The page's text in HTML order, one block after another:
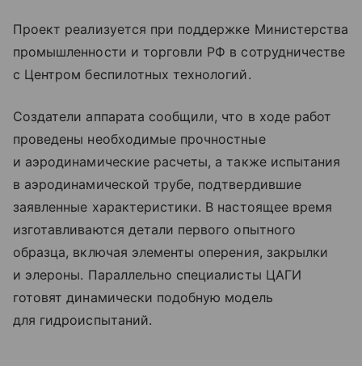
Проект реализуется при поддержке Министерства
промышленности и торговли РФ в сотрудничестве
с Центром беспилотных технологий.
Создатели аппарата сообщили, что в ходе работ
проведены необходимые прочностные
и аэродинамические расчеты, а также испытания
в аэродинамической трубе, подтвердившие
заявленные характеристики. В настоящее время
изготавливаются детали первого опытного
образца, включая элементы оперения, закрылки
и элероны. Параллельно специалисты ЦАГИ
готовят динамически подобную модель
для гидроиспытаний.